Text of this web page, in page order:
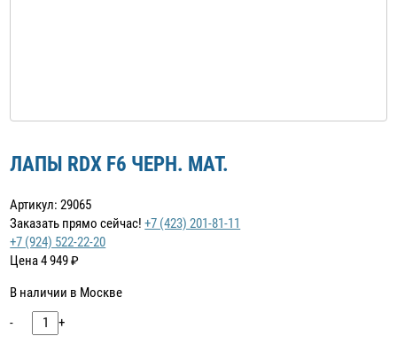
ЛАПЫ RDX F6 ЧЕРН. МАТ.
Артикул: 29065
Заказать прямо сейчас! +7 (423) 201-81-11
+7 (924) 522-22-20
Цена4 949₽
В наличии в Москве
-
+